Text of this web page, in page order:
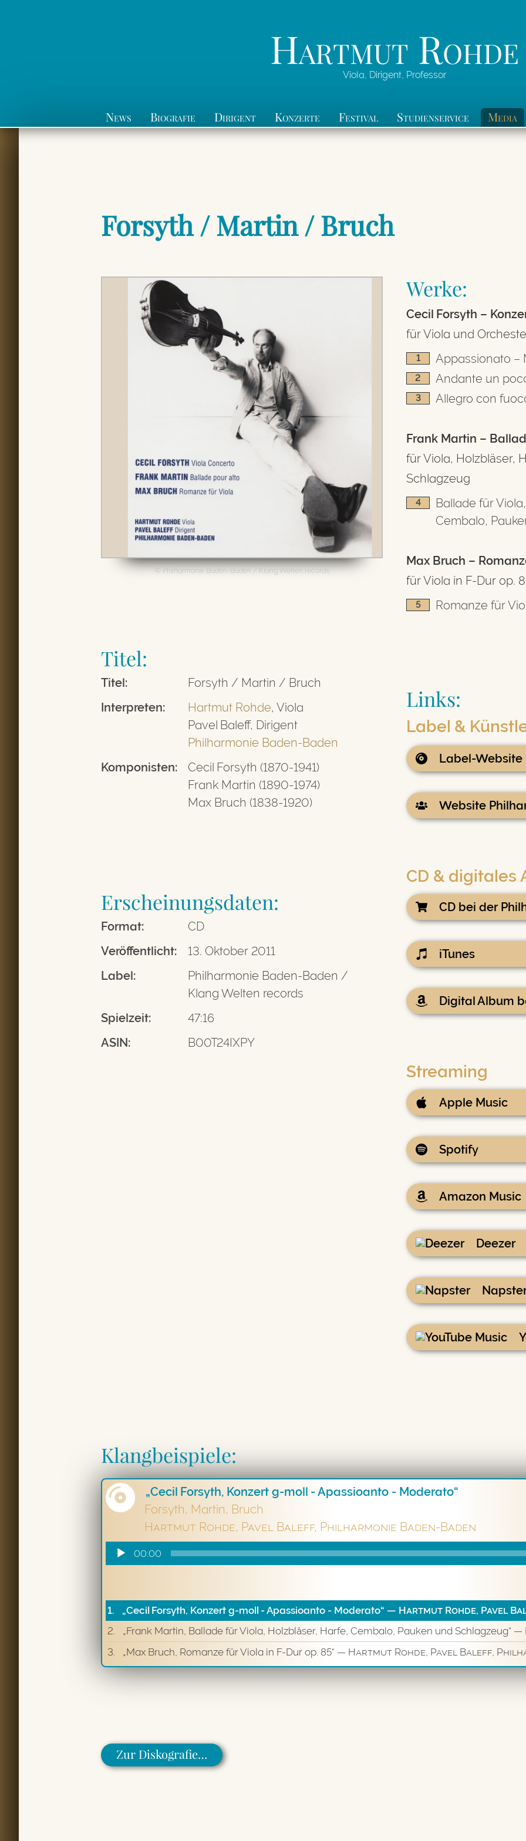
Hartmut Rohde
Viola, Dirigent, Professor
News Biografie Dirigent Konzerte Festival Studienservice Media
Forsyth / Martin / Bruch
© Philharmonie Baden-Baden / Klang Welten records
Titel:
Titel:
Forsyth / Martin / Bruch
Inter­preten:
Hartmut Rohde, Viola
Pavel Baleff, Dirigent
Philharmonie Baden-Baden
Kompo­nisten:
Cecil Forsyth (1870-1941)
Frank Martin (1890-1974)
Max Bruch (1838-1920)
Erscheinungsdaten:
Format:
CD
Veröffent­licht:
13. Oktober 2011
Label:
Philharmonie Baden-Baden /
Klang Welten records
Spielzeit:
47:16
ASIN:
B00T24IXPY
Werke:
Cecil Forsyth –
für Viola und
1 Appassionato –
2 Andante un
3 Allegro con
Frank Martin –
für Viola, Holzbläser,
Schlagzeug
4
Ballade für
Cembalo,
Max Bruch –
für Viola in F-Dur op.
5 Romanze für
Links:
Label &
Label-Website
Website
CD & digitales
CD bei der
iTunes
Digital Album
Streaming
Apple Music
Spotify
Amazon Music
Deezer
Klangbeispiele:
„Cecil Forsyth, Konzert g-moll - Apassioanto - Moderato“
Forsyth, Martin, Bruch
Hartmut Rohde, Pavel Baleff, Philharmonie Baden-Baden
Audio-
Player00:00
1. „Cecil Forsyth, Konzert g-moll - Apassioanto - Moderato“ — Hartmut Rohde, Pavel
2.
„Frank Martin, Ballade für Viola, Holzbläser, Harfe, Cembalo, Pauken und Schlagzeug“ —
3.
„Max Bruch, Romanze für Viola in F-Dur op. 85“ — Hartmut Rohde, Pavel Baleff,
Zur Diskografie…